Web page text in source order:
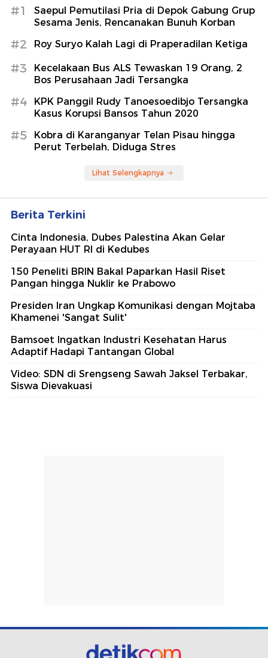
#1
Saepul Pemutilasi Pria di Depok Gabung Grup
Sesama Jenis, Rencanakan Bunuh Korban
#2 Roy Suryo Kalah Lagi di Praperadilan Ketiga
#3
Kecelakaan Bus ALS Tewaskan 19 Orang, 2
Bos Perusahaan Jadi Tersangka
#4
KPK Panggil Rudy Tanoesoedibjo Tersangka
Kasus Korupsi Bansos Tahun 2020
#5
Kobra di Karanganyar Telan Pisau hingga
Perut Terbelah, Diduga Stres
Lihat Selengkapnya
Berita Terkini
Cinta Indonesia, Dubes Palestina Akan Gelar
Perayaan HUT RI di Kedubes
150 Peneliti BRIN Bakal Paparkan Hasil Riset
Pangan hingga Nuklir ke Prabowo
Presiden Iran Ungkap Komunikasi dengan Mojtaba
Khamenei 'Sangat Sulit'
Bamsoet Ingatkan Industri Kesehatan Harus
Adaptif Hadapi Tantangan Global
Video: SDN di Srengseng Sawah Jaksel Terbakar,
Siswa Dievakuasi